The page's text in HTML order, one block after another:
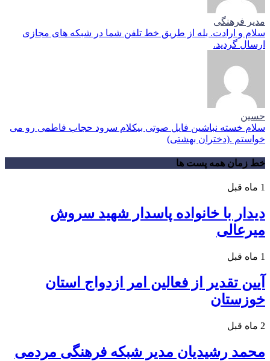
مدیر فرهنگی
سلام و ارادت. بله از طریق خط تلفن شما در شبکه های مجازی
ارسال گردید.
حسین
سلام خسته نباشین فایل صوتی بیکلام سرود حجاب فاطمی رو می
خواستم .(دختران بهشتی)
خط زمان همه پست ها
1 ماه قبل
دیدار با خانواده پاسدار شهید سروش
میرعالی
1 ماه قبل
آیین تقدیر از فعالین امر ازدواج استان
خوزستان
2 ماه قبل
محمد رشیدیان مدیر شبکه فرهنگی مردمی